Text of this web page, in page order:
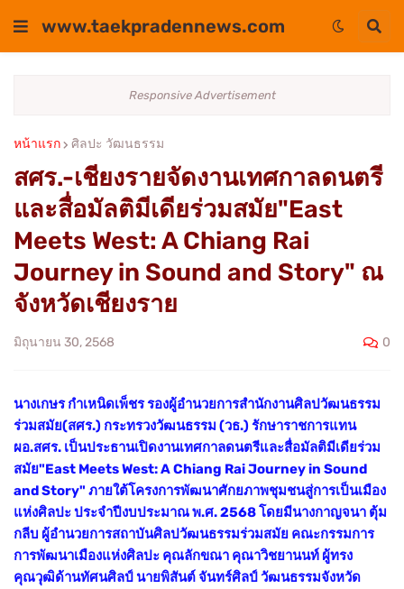
www.taekpradennews.com
Responsive Advertisement
หน้าแรก ศิลปะ วัฒนธรรม
สศร.-เชียงรายจัดงานเทศกาลดนตรี
และสื่อมัลติมีเดียร่วมสมัย"East
Meets West: A Chiang Rai
Journey in Sound and Story" ณ
จังหวัดเชียงราย
มิถุนายน 30, 2568 0
นางเกษร กำเหนิดเพ็ชร รองผู้อำนวยการสำนักงานศิลปวัฒนธรรม
ร่วมสมัย(สศร.) กระทรวงวัฒนธรรม (วธ.) รักษาราชการแทน
ผอ.สศร. เป็นประธานเปิดงานเทศกาลดนตรีและสื่อมัลติมีเดียร่วม
สมัย"East Meets West: A Chiang Rai Journey in Sound
and Story" ภายใต้โครงการพัฒนาศักยภาพชุมชนสู่การเป็นเมือง
แห่งศิลปะ ประจำปีงบประมาณ พ.ศ. 2568 โดยมีนางกาญจนา ตุ้ม
กลีบ ผู้อำนวยการสถาบันศิลปวัฒนธรรมร่วมสมัย คณะกรรมการ
การพัฒนาเมืองแห่งศิลปะ คุณลักขณา คุณาวิชยานนท์ ผู้ทรง
คุณวุฒิด้านทัศนศิลป์ นายพิสันต์ จันทร์ศิลป์ วัฒนธรรมจังหวัด